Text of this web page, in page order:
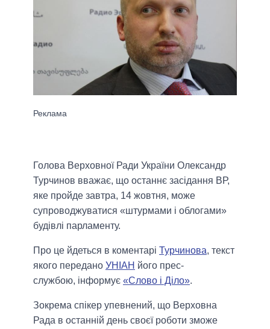
Голова Верховної Ради України Олександр
Турчинов вважає, що останнє засідання ВР,
яке пройде завтра, 14 жовтня, може
супроводжуватися «штурмами і облогами»
будівлі парламенту.
Про це йдеться в коментарі Турчинова, текст
якого передано УНІАН його прес-
службою, інформує «Слово і Діло».
Зокрема спікер упевнений, що Верховна
Рада в останній день своєї роботи зможе